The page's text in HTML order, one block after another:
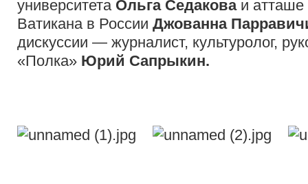
университета Ольга Седаковаи атташе
Ватикана в России Джованна
дискуссии — журналист, культуролог,
«Полка» Юрий Сапрыкин.